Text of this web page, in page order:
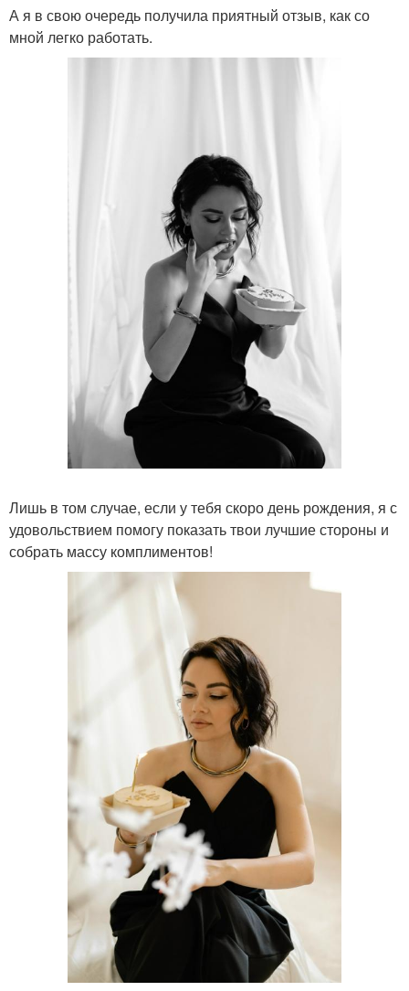
А я в свою очередь получила приятный отзыв, как со
мной легко работать.
Лишь в том случае, если у тебя скоро день рождения, я с
удовольствием помогу показать твои лучшие стороны и
собрать массу комплиментов!